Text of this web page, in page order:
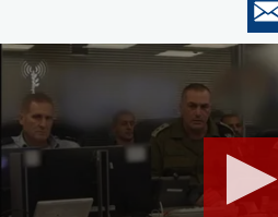
0
seconds
seconds